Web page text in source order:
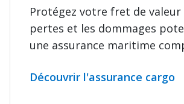
Protégez votre fret de
pertes et les dommages
une assurance maritime
Découvrir l'assurance cargo